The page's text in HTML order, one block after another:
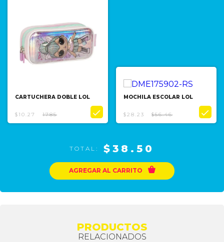
CARTUCHERA DOBLE LOL
$10.27 1785 
MOCHILA ESCOLAR LOL
$28.23 $56.46 
TOTAL: $38.50
AGREGAR AL CARRITO 
PRODUCTOS
RELACIONADOS